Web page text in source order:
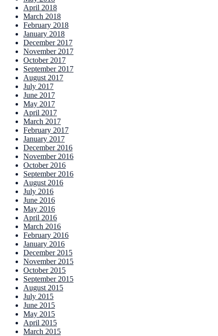
April 2018
March 2018
February 2018
January 2018
December 2017
November 2017
October 2017
September 2017
August 2017
July 2017
June 2017
May 2017
April 2017
March 2017
February 2017
January 2017
December 2016
November 2016
October 2016
September 2016
August 2016
July 2016
June 2016
May 2016
April 2016
March 2016
February 2016
January 2016
December 2015
November 2015
October 2015
September 2015
August 2015
July 2015
June 2015
May 2015
April 2015
March 2015